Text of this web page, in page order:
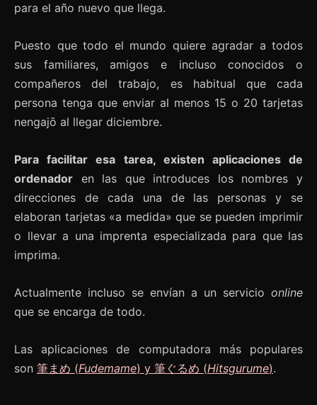
para el año nuevo que llega.
Puesto que todo el mundo quiere agradar a todos
sus familiares, amigos e incluso conocidos o
compañeros del trabajo, es habitual que cada
persona tenga que enviar al menos 15 o 20 tarjetas
nengajō al llegar diciembre.
Para facilitar esa tarea, existen aplicaciones de
ordenador en las que introduces los nombres y
direcciones de cada una de las personas y se
elaboran tarjetas «a medida» que se pueden imprimir
o llevar a una imprenta especializada para que las
imprima.
Actualmente incluso se envían a un servicio online
que se encarga de todo.
Las aplicaciones de computadora más populares
son 筆まめ (Fudemame) y 筆ぐるめ (Hitsgurume).